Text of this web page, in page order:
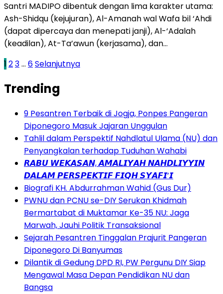
Santri MADIPO dibentuk dengan lima karakter utama:
Ash-Shidqu (kejujuran), Al-Amanah wal Wafa bil ‘Ahdi
(dapat dipercaya dan menepati janji), Al-‘Adalah
(keadilan), At-Ta’awun (kerjasama), dan…
Paginasi
1 23… 6Selanjutnya
Trending
9 Pesantren Terbaik di Jogja, Ponpes Pangeran
Diponegoro Masuk Jajaran Unggulan
Tahlil dalam Perspektif Nahdlatul Ulama (NU) dan
Penyangkalan terhadap Tuduhan Wahabi
𝙍𝘼𝘽𝙐 𝙒𝙀𝙆𝘼𝙎𝘼𝙉, 𝘼𝙈𝘼𝙇𝙄𝙔𝘼𝙃 𝙉𝘼𝙃𝘿𝙇𝙄𝙔𝙔𝙄𝙉
𝘿𝘼𝙇𝘼𝙈 𝙋𝙀𝙍𝙎𝙋𝙀𝙆𝙏𝙄𝙁 𝙁𝙄𝙌𝙃 𝙎𝙔𝘼𝙁𝙄’𝙄
Biografi KH. Abdurrahman Wahid (Gus Dur)
PWNU dan PCNU se-DIY Serukan Khidmah
Bermartabat di Muktamar Ke-35 NU: Jaga
Marwah, Jauhi Politik Transaksional
Sejarah Pesantren Tinggalan Prajurit Pangeran
Diponegoro Di Banyumas
Dilantik di Gedung DPD RI, PW Pergunu DIY Siap
Mengawal Masa Depan Pendidikan NU dan
Bangsa